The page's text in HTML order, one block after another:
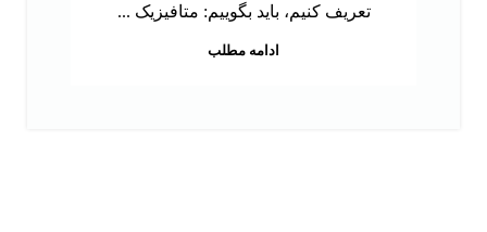
تعریف کنیم، باید بگوییم: متافیزیک ...
ادامه مطلب